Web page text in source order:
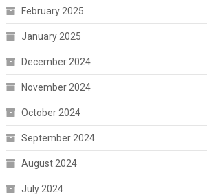
February 2025
January 2025
December 2024
November 2024
October 2024
September 2024
August 2024
July 2024